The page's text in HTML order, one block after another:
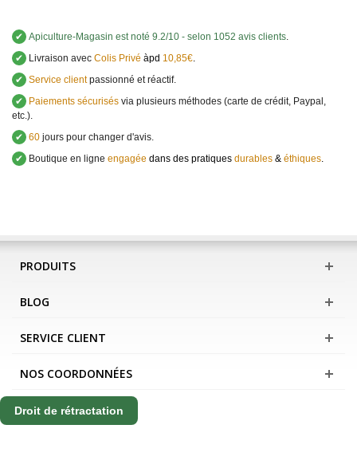
✔ Apiculture-Magasin est noté 9.2/10 - selon 1052 avis clients.
✔
Livraison avec Colis Privé àpd 10,85€.
✔ Service clientpassionné et réactif.
✔
Paiements sécurisés via plusieurs méthodes (carte de crédit, Paypal,
etc.).
✔ 60 jours pour changer d'avis.
✔
Boutique en ligne engagée dans des pratiques durables & éthiques.
PRODUITS
BLOG
SERVICE CLIENT
NOS COORDONNÉES
Droit de rétractation